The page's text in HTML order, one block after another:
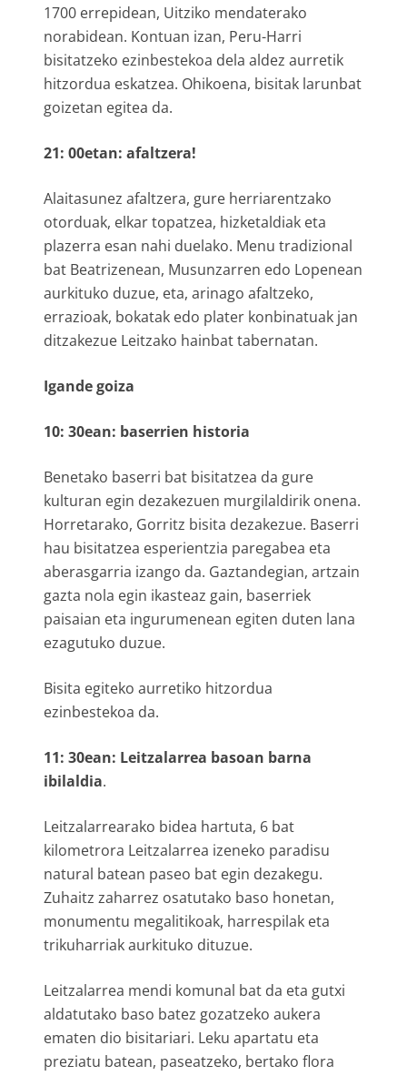
1700 errepidean, Uitziko mendaterako
norabidean. Kontuan izan, Peru-Harri
bisitatzeko ezinbestekoa dela aldez aurretik
hitzordua eskatzea. Ohikoena, bisitak larunbat
goizetan egitea da.
21: 00etan: afaltzera!
Alaitasunez afaltzera, gure herriarentzako
otorduak, elkar topatzea, hizketaldiak eta
plazerra esan nahi duelako. Menu tradizional
bat Beatrizenean, Musunzarren edo Lopenean
aurkituko duzue, eta, arinago afaltzeko,
errazioak, bokatak edo plater konbinatuak jan
ditzakezue Leitzako hainbat tabernatan.
Igande goiza
10: 30ean: baserrien historia
Benetako baserri bat bisitatzea da gure
kulturan egin dezakezuen murgilaldirik onena.
Horretarako, Gorritz bisita dezakezue. Baserri
hau bisitatzea esperientzia paregabea eta
aberasgarria izango da. Gaztandegian, artzain
gazta nola egin ikasteaz gain, baserriek
paisaian eta ingurumenean egiten duten lana
ezagutuko duzue.
Bisita egiteko aurretiko hitzordua
ezinbestekoa da.
11: 30ean: Leitzalarrea basoan barna
ibilaldia.
Leitzalarrearako bidea hartuta, 6 bat
kilometrora Leitzalarrea izeneko paradisu
natural batean paseo bat egin dezakegu.
Zuhaitz zaharrez osatutako baso honetan,
monumentu megalitikoak, harrespilak eta
trikuharriak aurkituko dituzue.
Leitzalarrea mendi komunal bat da eta gutxi
aldatutako baso batez gozatzeko aukera
ematen dio bisitariari. Leku apartatu eta
preziatu batean, paseatzeko, bertako flora